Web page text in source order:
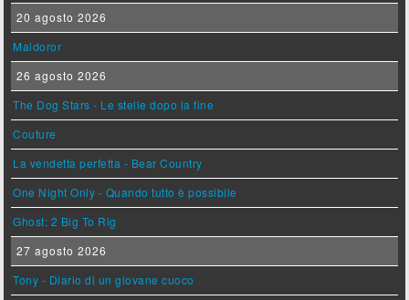
20 agosto 2026
Maldoror
26 agosto 2026
The Dog Stars - Le stelle dopo la fine
Couture
La vendetta perfetta - Bear Country
One Night Only - Quando tutto è possibile
Ghost: 2 Big To Rig
27 agosto 2026
Tony - Diario di un giovane cuoco